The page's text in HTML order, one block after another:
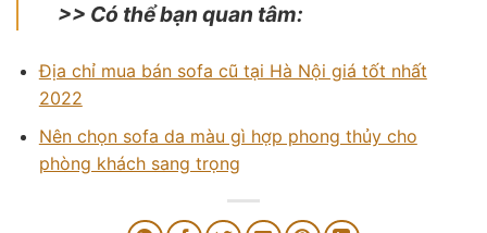
>> Có thể bạn quan tâm:
Địa chỉ mua bán sofa cũ tại Hà Nội giá tốt nhất
2022
Nên chọn sofa da màu gì hợp phong thủy cho
phòng khách sang trọng